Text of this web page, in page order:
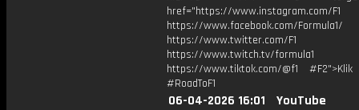
href="https://www.instagram.com/F1
https://www.facebook.com/Formula1/
https://www.twitter.com/F1
https://www.twitch.tv/formula1
https://www.tiktok.com/@f1
#RoadToF1
06-04-2026 16:01
YouTube